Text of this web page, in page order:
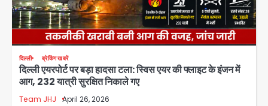
दिल्ली ब्रेकिंग खबरें
दिल्ली एयरपोर्ट पर बड़ा हादसा टला: स्विस एयर की फ्लाइट के इंजन में
आग, 232 यात्री सुरक्षित निकाले गए
Team JHJ April 26, 2026
4
Jewar Medical Hub: जेवर में बनेगा
एम्स से बेहतर मेडिकल हब, सीएम योगी को लिखा
पत्र
Avinash Kumar
Assam Floods: सलमान खान का
‘आशियाना’ अभियान – 500 बाढ़रोधी घर,
220 तैयार; जुबीन गर्ग की विरासत और बॉलीवुड
Avinash Kumar